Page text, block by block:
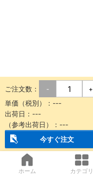
ご注文数： - +
単価（税別）： ---
出荷日： ---
（参考出荷日）： ---
今すぐ注文
ホーム カテゴリ